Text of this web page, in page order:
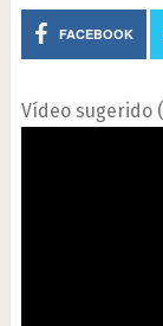
FACEBOOK
Vídeo sugerido